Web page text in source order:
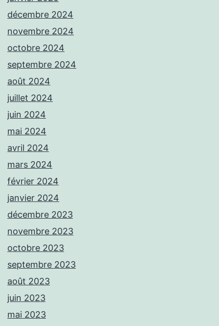
décembre 2024
novembre 2024
octobre 2024
septembre 2024
août 2024
juillet 2024
juin 2024
mai 2024
avril 2024
mars 2024
février 2024
janvier 2024
décembre 2023
novembre 2023
octobre 2023
septembre 2023
août 2023
juin 2023
mai 2023